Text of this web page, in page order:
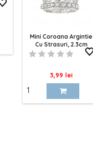
Mini Coroana Argintie
Cu Strasuri, 2.3cm
Pret
3,99 lei